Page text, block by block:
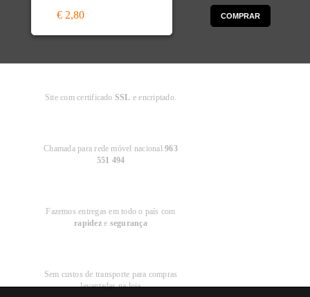
€ 2,80 COMPRAR
Site com certificado SSL e encriptado.
Chamada para rede móvel nacional963
551 494
Fazemos entregas em todo o país com
rapideze segurança
Sem custos de transporte para compras
levantadas na loja